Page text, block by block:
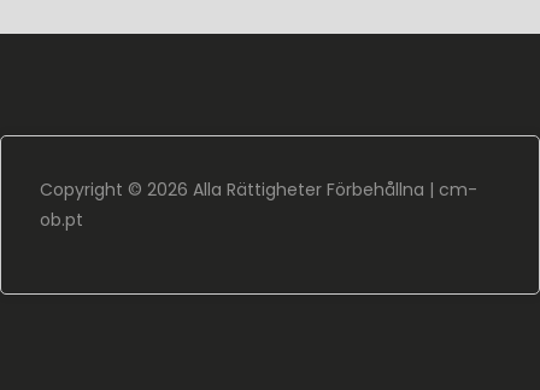
Copyright © 2026 Alla Rättigheter Förbehållna | cm-
ob.pt